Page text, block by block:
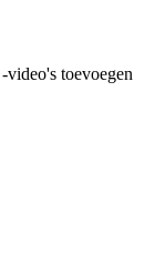
video's toevoegen